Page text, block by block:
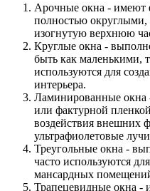
Арочные окна - имеют
полностью округлыми,
изогнутую верхнюю
Круглые окна -
быть как маленькими,
используются для
интерьера.
Ламинированные окна
или фактурной
воздействия внешних
ультрафиолетовые
Треугольные окна -
часто используются
мансардных
Трапецевидные окна